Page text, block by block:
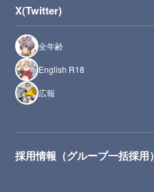
X(Twitter)
全年齢
English R18
広報
採用情報（グループ一括採用）